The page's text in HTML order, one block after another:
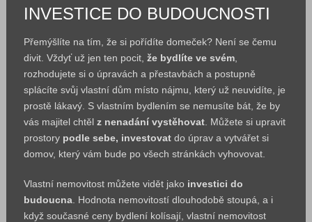
INVESTICE DO BUDOUCNOSTI
Přemýšlíte na tím, že si pořídíte domeček? Není se čemu
divit. Vždyť už jen ten pocit, že bydlíte ve svém,
rozhodujete si o úpravách a přestavbách a postupně
splácíte svůj vlastní dům místo nájmu, který už neuvidíte, je
prostě lákavý. S vlastním bydlením se nemusíte bát, že by
vás majitel chtěl z nenadání vystěhovat. Můžete si upravit
prostory podle sebe, investovatdo úprav a vytvářet si
domov, který vám bude po všech stránkách vyhovovat.
Vlastní nemovitost můžete vidět jako investici do
budoucna. Hodnota nemovitostí dlouhodobě stoupá, a i
když současné ceny bydlení kolísají, vlastní nemovitost